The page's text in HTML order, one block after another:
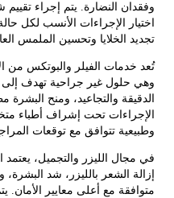
النضارة. يتم إجراء تقييم شامل
الإجراءات الأنسب لكل حالة، مع
الخلايا وتحسين الملمس العام
خدمات الفيلر والبوتكس من الإجراءات
غير جراحية تهدف إلى تحسين
والتجاعيد، ومنح البشرة مظهرًا
تحت إشراف أطباء متخصصين
تتوافق مع توقعات المراجع.
الليزر والتجميل، يعتمد
الشعر بالليزر، شد البشرة، وتحسين
مع أعلى معايير الأمان. يتم